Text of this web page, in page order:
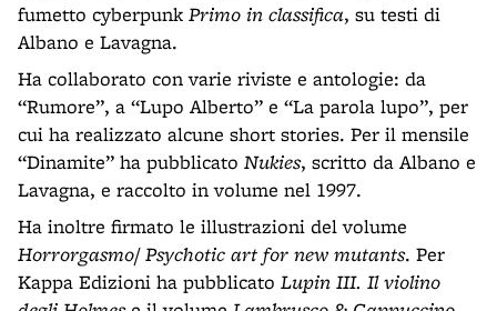
fumetto cyberpunk Primo in classifica, su testi di
Albano e Lavagna.
Ha collaborato con varie riviste e antologie: da
“Rumore”, a “Lupo Alberto” e “La parola lupo”, per
cui ha realizzato alcune short stories. Per il mensile
“Dinamite” ha pubblicato Nukies, scritto da Albano e
Lavagna, e raccolto in volume nel 1997.
Ha inoltre firmato le illustrazioni del volume
Horrorgasmo/ Psychotic art for new mutants. Per
Kappa Edizioni ha pubblicato Lupin III. Il violino